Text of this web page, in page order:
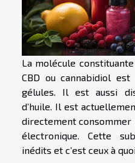
La molécule
CBD ou cannabidiol
gélules. Il est aussi
d’huile. Il est
directement consommer
électronique. Cette
inédits et c’est ceux à